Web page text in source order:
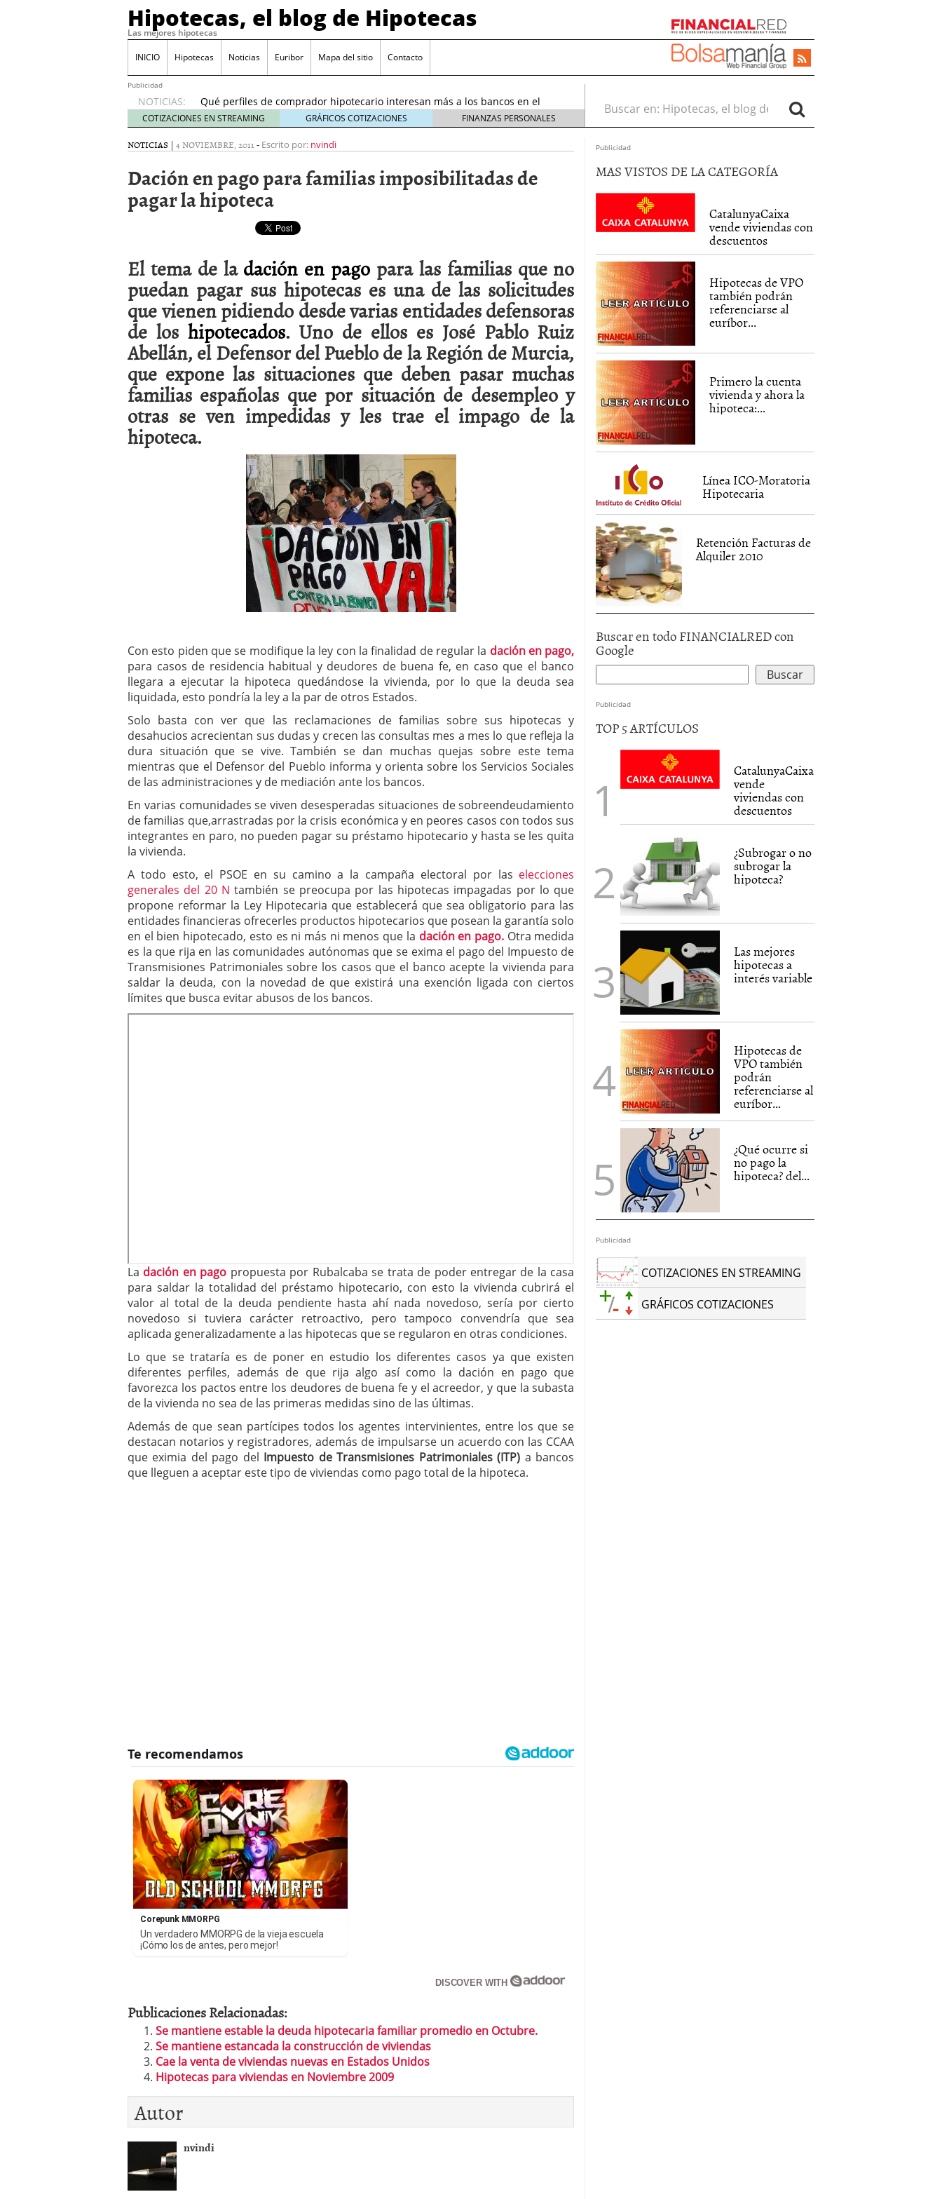
Hipotecas, el blog de Hipotecas
Las mejores hipotecas
INICIO Hipotecas Noticias Euribor Mapa del sitio Contacto
Publicidad
NOTICIAS:
Previsión del euríbor 2026: analistas sitúan el índice entre 2,25 % y 2,30 %
durante el año 06/01/2026
El Banco de España alerta sobre el sobreendeudamiento inmobiliario
Qué perfiles de comprador hipotecario interesan más a los bancos en el
inicio de 2026
21/01/2026
Hipotecas para no residentes en España: requisitos y condiciones actuales
17/01/2026
España? 12/01/2026
Previsión del euríbor 2026: analistas sitúan el índice entre 2,25 % y 2,30 %
durante el año 06/01/2026
El Banco de España alerta sobre el sobreendeudamiento inmobiliario
COTIZACIONES EN STREAMING GRÁFICOS COTIZACIONES FINANZAS PERSONALES
Buscar en:
NOTICIAS | 4 NOVIEMBRE, 2011 - Escrito por: nvindi
Dación en pago para familias imposibilitadas de
pagar la hipoteca
El tema de ladación en pago para las familias que no
puedan pagar sus hipotecas es una de las solicitudes
que vienen pidiendo desde varias entidades defensoras
de los hipotecados. Uno de ellos es José Pablo Ruiz
Abellán, el Defensor del Pueblo de la Región de Murcia,
que expone las situaciones que deben pasar muchas
familias españolas que por situación de desempleo y
otras se ven impedidas y les trae el impago de la
hipoteca.
Con esto piden que se modifique la ley con la finalidad de regular la dación en pago,
para casos de residencia habitual y deudores de buena fe, en caso que el banco
llegara a ejecutar la hipoteca quedándose la vivienda, por lo que la deuda sea
liquidada, esto pondría la ley a la par de otros Estados.
Solo basta con ver que las reclamaciones de familias sobre sus hipotecas y
desahucios acrecientan sus dudas y crecen las consultas mes a mes lo que refleja la
dura situación que se vive. También se dan muchas quejas sobre este tema
mientras que el Defensor del Pueblo informa y orienta sobre los Servicios Sociales
de las administraciones y de mediación ante los bancos.
En varias comunidades se viven desesperadas situaciones de sobreendeudamiento
de familias que,arrastradas por la crisis económica y en peores casos con todos sus
integrantes en paro, no pueden pagar su préstamo hipotecario y hasta se les quita
la vivienda.
A todo esto, el PSOE en su camino a la campaña electoral por las elecciones
generales del 20 N también se preocupa por las hipotecas impagadas por lo que
propone reformar la Ley Hipotecaria que establecerá que sea obligatorio para las
entidades financieras ofrecerles productos hipotecarios que posean la garantía solo
en el bien hipotecado, esto es ni más ni menos que la dación en pago. Otra medida
es la que rija en las comunidades autónomas que se exima el pago del Impuesto de
Transmisiones Patrimoniales sobre los casos que el banco acepte la vivienda para
saldar la deuda, con la novedad de que existirá una exención ligada con ciertos
límites que busca evitar abusos de los bancos.
La dación en pago propuesta por Rubalcaba se trata de poder entregar de la casa
para saldar la totalidad del préstamo hipotecario, con esto la vivienda cubrirá el
valor al total de la deuda pendiente hasta ahí nada novedoso, sería por cierto
novedoso si tuviera carácter retroactivo, pero tampoco convendría que sea
aplicada generalizadamente a las hipotecas que se regularon en otras condiciones.
Lo que se trataría es de poner en estudio los diferentes casos ya que existen
diferentes perfiles, además de que rija algo así como la dación en pago que
favorezca los pactos entre los deudores de buena fe y el acreedor, y que la subasta
de la vivienda no sea de las primeras medidas sino de las últimas.
Además de que sean partícipes todos los agentes intervinientes, entre los que se
destacan notarios y registradores, además de impulsarse un acuerdo con las CCAA
que eximia del pago del Impuesto de Transmisiones Patrimoniales (ITP) a bancos
que lleguen a aceptar este tipo de viviendas como pago total de la hipoteca.
Corepunk MMORPG
Un verdadero MMORPG de la vieja escuela
¡Cómo los de antes, pero mejor!
DISCOVER WITH
Publicaciones Relacionadas:
Se mantiene estable la deuda hipotecaria familiar promedio en Octubre.
Se mantiene estancada la construcción de viviendas
Cae la venta de viviendas nuevas en Estados Unidos
Hipotecas para viviendas en Noviembre 2009
Autor
nvindi
Publicidad
MAS VISTOS DE LA CATEGORÍA
CatalunyaCaixa
vende viviendas con
descuentos
Hipotecas de VPO
también podrán
referenciarse al
euríbor...
Primero la cuenta
vivienda y ahora la
hipoteca:...
Línea ICO-Moratoria
Hipotecaria
Retención Facturas de
Alquiler 2010
Buscar en todo FINANCIALRED con
Google
Publicidad
TOP 5 ARTÍCULOS
CatalunyaCaixa
vende
viviendas con
descuentos
¿Subrogar o no
subrogar la
hipoteca?
Las mejores
hipotecas a
interés variable
Hipotecas de
VPO también
podrán
referenciarse al
euríbor...
¿Qué ocurre si
no pago la
hipoteca? del...
Publicidad
COTIZACIONES EN STREAMING
GRÁFICOS COTIZACIONES